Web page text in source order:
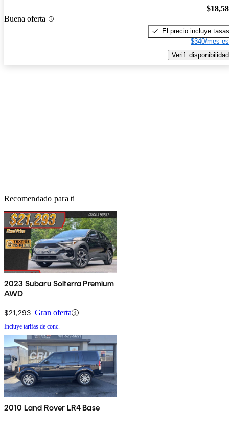
Buena oferta
El precio incluye tasas
$340/mes
Verif. disponibilidad
Recomendado para ti
2023 Subaru Solterra Premium
AWD
$21,293 Gran oferta
Incluye tarifas de conc.
2010 Land Rover LR4 Base